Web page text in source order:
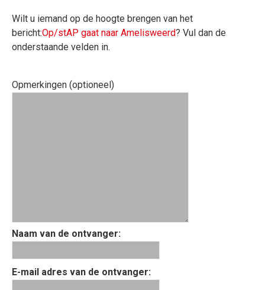
Wilt u iemand op de hoogte brengen van het
bericht:Op/stAP gaat naar Amelisweerd? Vul dan de
onderstaande velden in.
Opmerkingen (optioneel)
Naam van de ontvanger:
E-mail adres van de ontvanger: